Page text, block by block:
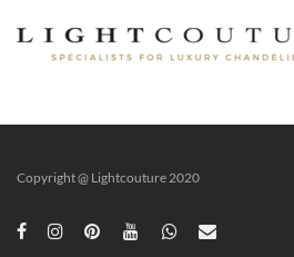
Copyright @ Lightcouture 2020